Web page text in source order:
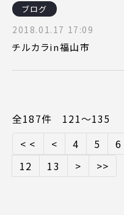
ブログ
2018.01.17 17:09
チルカラin福山市
全187件 121〜135
< <
< 4 5 6
12
13 > >>